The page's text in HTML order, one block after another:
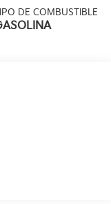
DE COMBUSTIBLE